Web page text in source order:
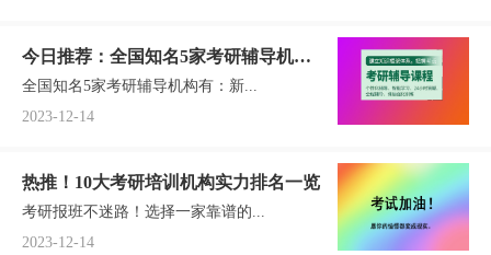
今日推荐：全国知名5家考研辅导机构
一览(新东方在线、文都考研口碑佳)
全国知名5家考研辅导机构有：新...
2023-12-14
热推！10大考研培训机构实力排名一览
考研报班不迷路！选择一家靠谱的...
2023-12-14